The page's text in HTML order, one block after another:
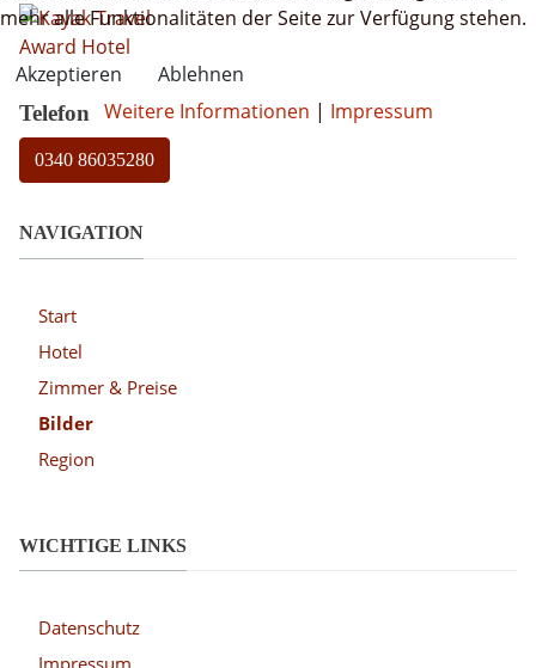
Telefon
0340 86035280
NAVIGATION
Start
Hotel
Zimmer & Preise
Bilder
Region
WICHTIGE LINKS
Datenschutz
mehr alle Funktionalitäten der Seite zur Verfügung stehen.
Akzeptieren
Ablehnen
Weitere Informationen | Impressum